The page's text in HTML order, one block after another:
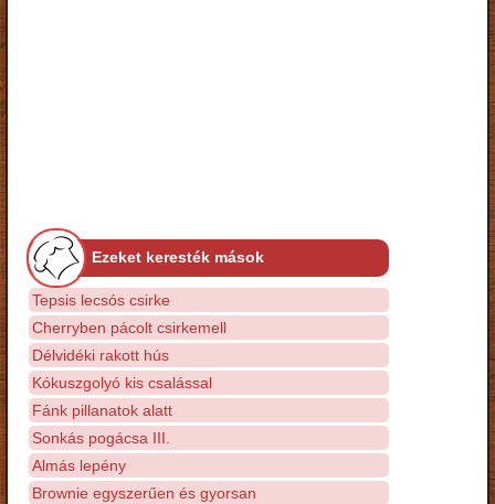
Ezeket keresték mások
Tepsis lecsós csirke
Cherryben pácolt csirkemell
Délvidéki rakott hús
Kókuszgolyó kis csalással
Fánk pillanatok alatt
Sonkás pogácsa III.
Almás lepény
Brownie egyszerűen és gyorsan